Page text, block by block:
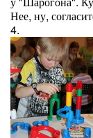
Нее, ну,
4.